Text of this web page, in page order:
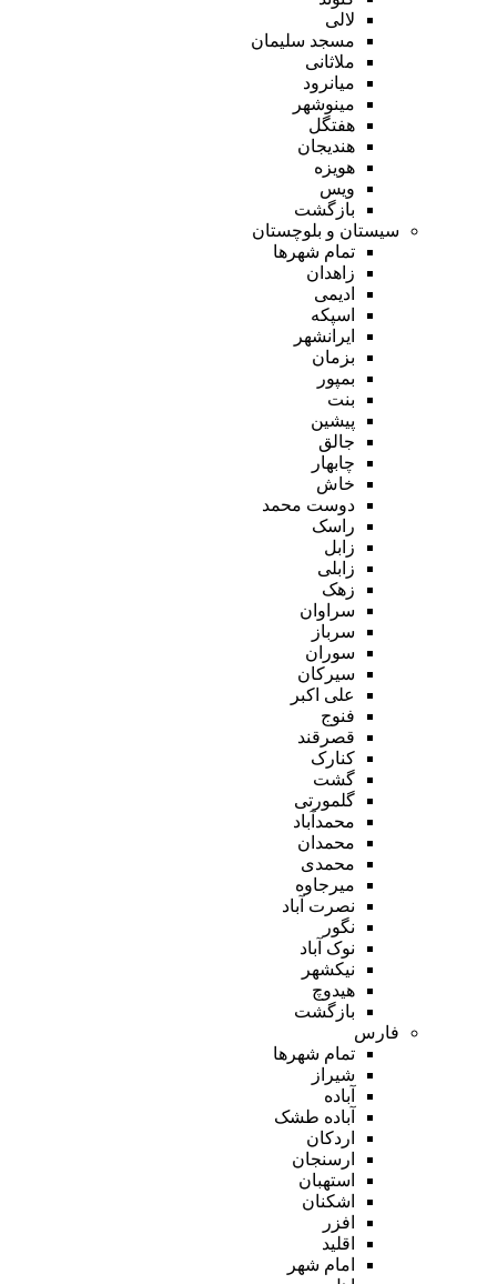
لالی
مسجد سلیمان
ملاثانی
میانرود
مینوشهر
هفتگل
هندیجان
هویزه
ویس
بازگشت
سیستان و بلوچستان
تمام شهر‌ها
زاهدان
ادیمی
اسپکه
ایرانشهر
بزمان
بمپور
بنت
پیشین
جالق
چابهار
خاش
دوست محمد
راسک
زابل
زابلی
زهک
سراوان
سرباز
سوران
سیرکان
علی اکبر
فنوج
قصرقند
کنارک
گشت
گلمورتی
محمدآباد
محمدان
محمدی
میرجاوه
نصرت آباد
نگور
نوک آباد
نیکشهر
هیدوچ
بازگشت
فارس
تمام شهر‌ها
شیراز
آباده
آباده طشک
اردکان
ارسنجان
استهبان
اشکنان
افزر
اقلید
امام شهر